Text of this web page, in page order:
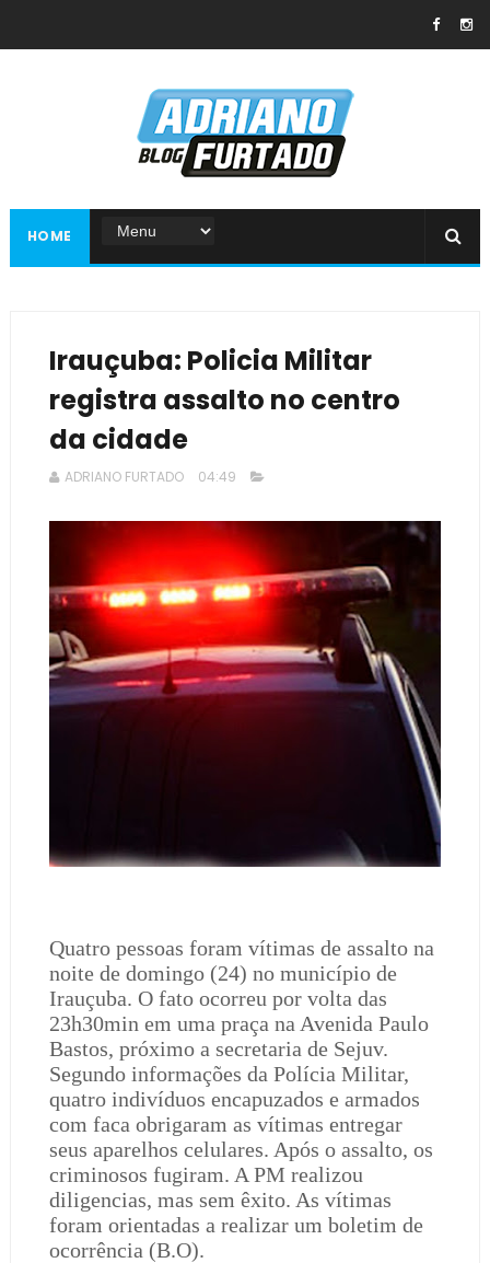
HOME
Irauçuba: Policia Militar
registra assalto no centro
da cidade
ADRIANO FURTADO 04:49
Quatro pessoas foram vítimas de assalto na
noite de domingo (24) no município de
Irauçuba. O fato ocorreu por volta das
23h30min em uma praça na Avenida Paulo
Bastos, próximo a secretaria de Sejuv.
Segundo informações da Polícia Militar,
quatro indivíduos encapuzados e armados
com faca obrigaram as vítimas entregar
seus aparelhos celulares. Após o assalto, os
criminosos fugiram. A PM realizou
diligencias, mas sem êxito. As vítimas
foram orientadas a realizar um boletim de
ocorrência (B.O).